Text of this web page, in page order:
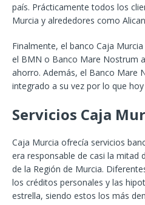
país. Prácticamente todos los
Murcia y alrededores como
Finalmente, el banco Caja
el BMN o Banco Mare Nostrum
ahorro. Además, el Banco Mare
integrado a su vez por lo que
Servicios Caja
Caja Murcia ofrecía servicios
era responsable de casi la mitad
de la Región de Murcia.
los créditos personales y las
estrella, siendo estos los más